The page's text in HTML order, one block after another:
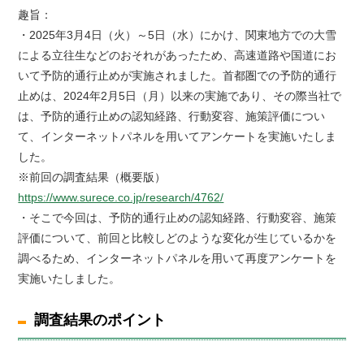
趣旨：
・2025年3月4日（火）～5日（水）にかけ、関東地方での大雪
による立往生などのおそれがあったため、高速道路や国道にお
いて予防的通行止めが実施されました。首都圏での予防的通行
止めは、2024年2月5日（月）以来の実施であり、その際当社で
は、予防的通行止めの認知経路、行動変容、施策評価につい
て、インターネットパネルを用いてアンケートを実施いたしま
した。
※前回の調査結果（概要版）
https://www.surece.co.jp/research/4762/
・そこで今回は、予防的通行止めの認知経路、行動変容、施策
評価について、前回と比較しどのような変化が生じているかを
調べるため、インターネットパネルを用いて再度アンケートを
実施いたしました。
調査結果のポイント